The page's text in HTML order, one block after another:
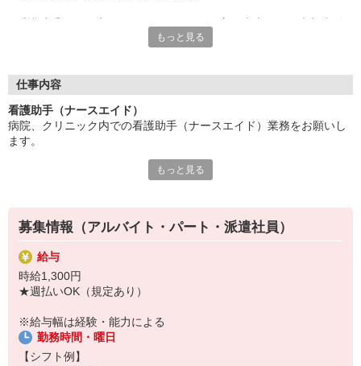
看護助手がしっかりサポートすることで・・・
⇒看護師は専門業務に専念できるように！
⇒結果として、患者さんへのより手厚いケアを実現できるんで
「誰かの役に立ちたい」「人の笑顔を見るのが好き」
そんな方はぜひ！あなたの仲間入りをお待ちしています。
もっと見る
仕事内容
看護助手（ナースエイド）
病院、クリニック内での看護助手（ナースエイド）業務をお願いし
ます。
・医療器具の洗浄や消毒
・シーツ交換やベッドメイキング
・伝票や診療材料等の補充、整理
・診療補助
・メッセンジャー業務
など
★無資格・未経験OK！未経験から医療業界デビューできちゃいます
もっと見る
募集情報（アルバイト・パート・派遣社員）
給与
時給1,300円
★週払いOK（規定あり）
※給与幅は経験・能力による
勤務時間・曜日
【シフト例】